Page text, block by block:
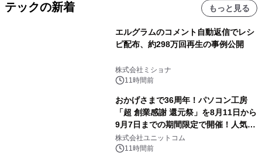
テックの新着 もっと見る
エルグラムのコメント自動返信でレシ
ピ配布、約298万回再生の事例公開
株式会社ミショナ
11時間前
おかげさまで36周年！パソコン工房
「超 創業感謝 還元祭」を8月11日から
9月7日までの期間限定で開催！人気の
ゲーミングPCや高性能ノートPCなど
対象iiyama PCのご購入で最大3万円分
株式会社ユニットコム
11時間前